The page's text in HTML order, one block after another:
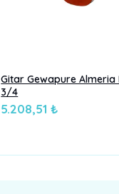
Gitar Gewapure Almeria
3/4
5.208,51 ₺